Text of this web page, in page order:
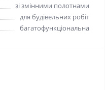
зі змінними полотнами
для будівельних робіт
багатофункціональна